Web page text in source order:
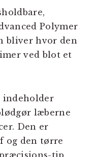
Polymer
bliver hvor den
ved blot et
indeholder
læberne
Den er
og den tørre